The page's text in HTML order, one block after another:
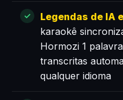
Legendas de IA
karaokê
Hormozi 1
transcritas
qualquer idioma